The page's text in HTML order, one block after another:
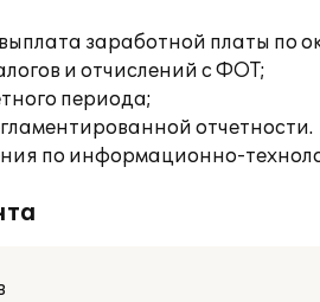
заработной платы по
и отчислений с ФОТ;
периода;
отчетности.
по информационно-